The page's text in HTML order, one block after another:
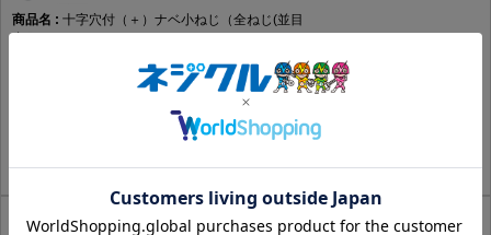
制御盤
各種設備
六角レンチによる締付が必要な用途
データに記載のない性能が必要な用途
十字穴付（＋）ナベ小ねじ（全ねじ(並目
この商品の詳細はコチラ
ﾊﾟ-ｶ-(黒) 2 X 10 (P=0.4
2.01円(税込)